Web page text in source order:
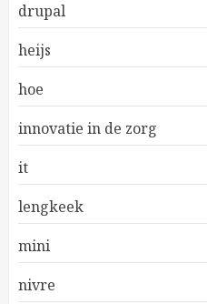
drupal
heijs
hoe
innovatie in de zorg
it
lengkeek
mini
nivre